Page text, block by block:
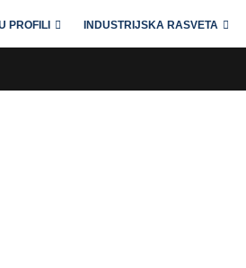
PROFILI INDUSTRIJSKA RASVETA